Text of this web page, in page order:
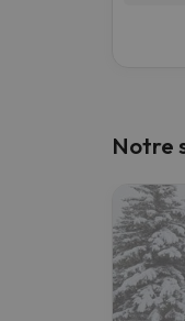
Notre